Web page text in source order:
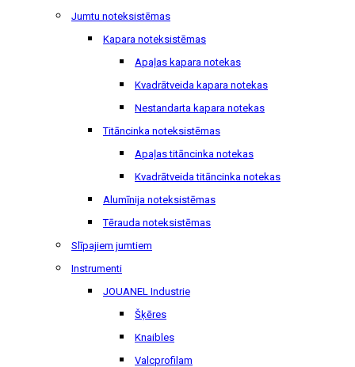
Jumtu noteksistēmas
Kapara noteksistēmas
Apaļas kapara notekas
Kvadrātveida kapara notekas
Nestandarta kapara notekas
Titāncinka noteksistēmas
Apaļas titāncinka notekas
Kvadrātveida titāncinka notekas
Alumīnija noteksistēmas
Tērauda noteksistēmas
Slīpajiem jumtiem
Instrumenti
JOUANEL Industrie
Šķēres
Knaibles
Valcprofilam